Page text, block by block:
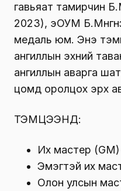
гавьяат тамирчин
2023), эОУМ
медаль юм. Энэ
ангиллын эхний
ангиллын аварга
цомд оролцох эрх
ТЭМЦЭЭНД:
Их мастер
Эмэгтэй их
Олон улсын